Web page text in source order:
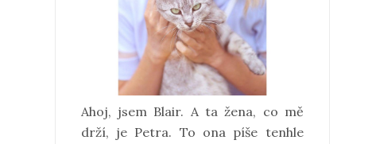
Ahoj, jsem Blair. A ta žena, co mě
drží, je Petra. To ona píše tenhle